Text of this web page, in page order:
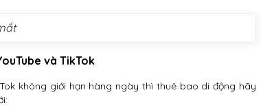
và TikTok
không giới hạn hàng ngày thì thuê bao di động hãy